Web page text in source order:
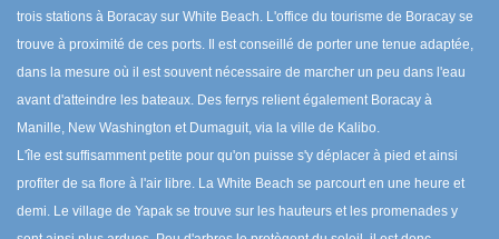
trois stations à Boracay sur White Beach. L'office du tourisme de Boracay se
trouve à proximité de ces ports. Il est conseillé de porter une tenue adaptée,
dans la mesure où il est souvent nécessaire de marcher un peu dans l'eau
avant d'atteindre les bateaux. Des ferrys relient également Boracay à
Manille, New Washington et Dumaguit, via la ville de Kalibo.
L'île est suffisamment petite pour qu'on puisse s'y déplacer à pied et ainsi
profiter de sa flore à l'air libre. La White Beach se parcourt en une heure et
demi. Le village de Yapak se trouve sur les hauteurs et les promenades y